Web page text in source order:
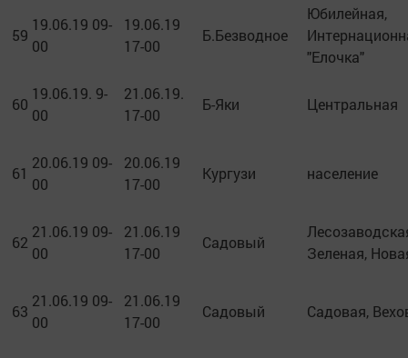
59
19.06.19 09-
00
19.06.19
17-00
Б.Безводное
Юбилейная,
"Елочка"
60
19.06.19. 9-
00
21.06.19.
17-00
Б-Яки Центральная
61
20.06.19 09-
00
20.06.19
17-00
Кургузи население
62
21.06.19 09-
00
21.06.19
17-00
Садовый
Зеленая,
63
21.06.19 09-
00
21.06.19
17-00
Садовый Садовая,